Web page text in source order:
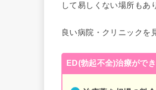
して易しくない場所もあ
良い病院・クリニックを
ED(勃起不全)治療がで